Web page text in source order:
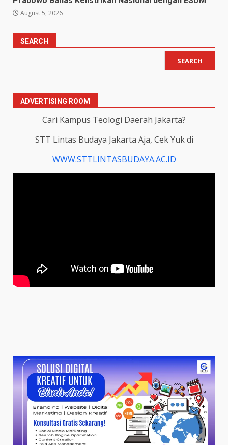
August 5, 2026
SEARCH
SEARCH
ADVERTISING ROOM
Cari Kampus Teologi Daerah Jakarta?
STT Lintas Budaya Jakarta Aja, Cek Yuk di
WWW.STTLINTASBUDAYA.AC.ID